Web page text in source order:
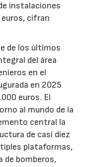
instalaciones
cifran
de los últimos
del área
en el
en 2025
euros. El
al mundo de la
central la
de casi diez
plataformas,
de bomberos,